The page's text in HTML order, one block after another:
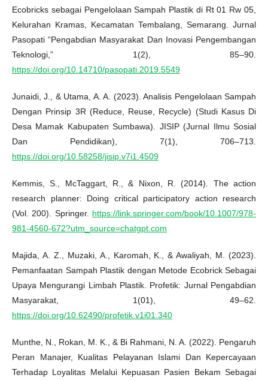
Ecobricks sebagai Pengelolaan Sampah Plastik di Rt 01 Rw 05,
Kelurahan Kramas, Kecamatan Tembalang, Semarang. Jurnal
Pasopati “Pengabdian Masyarakat Dan Inovasi Pengembangan
Teknologi,” 1(2), 85–90.
https://doi.org/10.14710/pasopati.2019.5549
Junaidi, J., & Utama, A. A. (2023). Analisis Pengelolaan Sampah
Dengan Prinsip 3R (Reduce, Reuse, Recycle) (Studi Kasus Di
Desa Mamak Kabupaten Sumbawa). JISIP (Jurnal Ilmu Sosial
Dan Pendidikan), 7(1), 706–713.
https://doi.org/10.58258/jisip.v7i1.4509
Kemmis, S., McTaggart, R., & Nixon, R. (2014). The action
research planner: Doing critical participatory action research
(Vol. 200). Springer. https://link.springer.com/book/10.1007/978-
981-4560-672?utm_source=chatgpt.com
Majida, A. Z., Muzaki, A., Karomah, K., & Awaliyah, M. (2023).
Pemanfaatan Sampah Plastik dengan Metode Ecobrick Sebagai
Upaya Mengurangi Limbah Plastik. Profetik: Jurnal Pengabdian
Masyarakat, 1(01), 49–62.
https://doi.org/10.62490/profetik.v1i01.340
Munthe, N., Rokan, M. K., & Bi Rahmani, N. A. (2022). Pengaruh
Peran Manajer, Kualitas Pelayanan Islami Dan Kepercayaan
Terhadap Loyalitas Melalui Kepuasan Pasien Bekam Sebagai